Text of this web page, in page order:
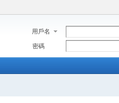
用戶名
密碼